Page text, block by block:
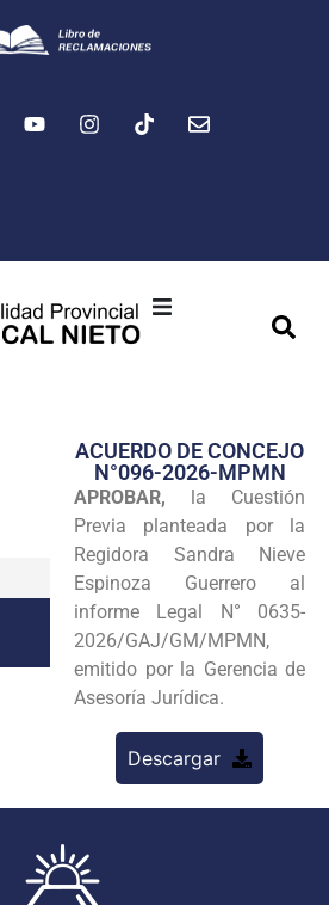
Transparencia
Seguridad
Programas
Intranet
ACUERDO DE CONCEJO
N°096-2026-MPMN
APROBAR, la Cuestión
Previa planteada por la
Regidora Sandra Nieve
Espinoza Guerrero al
informe Legal N° 0635-
2026/GAJ/GM/MPMN,
emitido por la Gerencia de
Asesoría Jurídica.
Descargar